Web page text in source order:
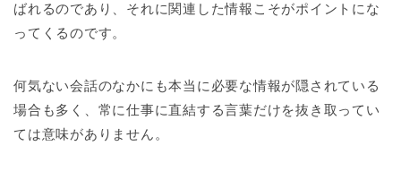
ばれるのであり、それに関連した情報こそがポイントにな
ってくるのです。
何気ない会話のなかにも本当に必要な情報が隠されている
場合も多く、常に仕事に直結する言葉だけを抜き取ってい
ては意味がありません。